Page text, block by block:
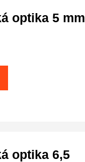
optika 5 mm
optika 6,5